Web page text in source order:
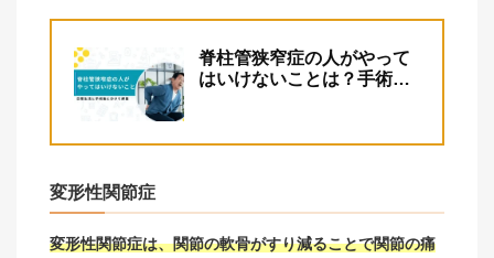
脊柱管狭窄症の人がやって
はいけないことは？手術後
変形性関節症
変形性関節症は、関節の軟骨がすり減ることで関節の痛